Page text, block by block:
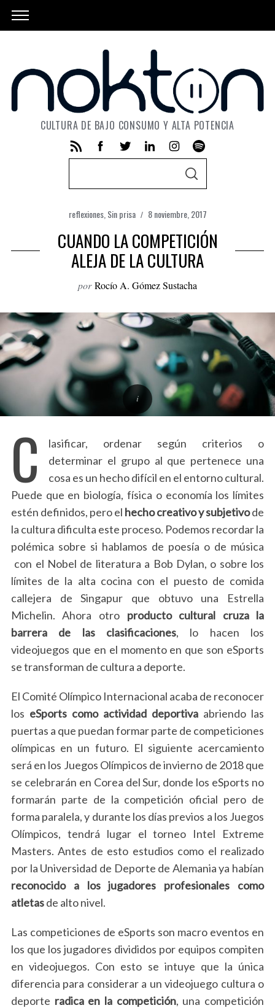
CULTURA DE BAJO CONSUMO Y ALTA POTENCIA
r
c
h
f
S
C
H
reflexiones,Sin prisa 8 noviembre, 2017
CUANDO LA COMPETICIÓN
ALEJA DE LA CULTURA
por Rocío A. Gómez Sustacha
C
lasificar, ordenar según criterios o
determinar el grupo al que pertenece una
cosa es un hecho difícil en el entorno cultural.
Puede que en biología, física o economía los límites
estén definidos, pero el hecho creativo y subjetivode
la cultura dificulta este proceso. Podemos recordar la
polémica sobre si hablamos de poesía o de música
con el Nobel de literatura a Bob Dylan, o sobre los
límites de la alta cocina con el puesto de comida
callejera de Singapur que obtuvo una Estrella
Michelin. Ahora otro producto cultural cruza la
barrera de las clasificaciones, lo hacen los
videojuegos que en el momento en que son eSports
se transforman de cultura a deporte.
El Comité Olímpico Internacional acaba de reconocer
los eSports como actividad deportiva abriendo las
puertas a que puedan formar parte de competiciones
olímpicas en un futuro. El siguiente acercamiento
será en los Juegos Olímpicos de invierno de 2018 que
se celebrarán en Corea del Sur, donde los eSports no
formarán parte de la competición oficial pero de
forma paralela, y durante los días previos a los Juegos
Olímpicos, tendrá lugar el torneo Intel Extreme
Masters. Antes de esto estudios como el realizado
por la Universidad de Deporte de Alemania ya habían
reconocido a los jugadores profesionales como
atletasde alto nivel.
Las competiciones de eSports son macro eventos en
los que los jugadores divididos por equipos compiten
en videojuegos. Con esto se intuye que la única
diferencia para considerar a un videojuego cultura o
deporte radica en la competición, una competición